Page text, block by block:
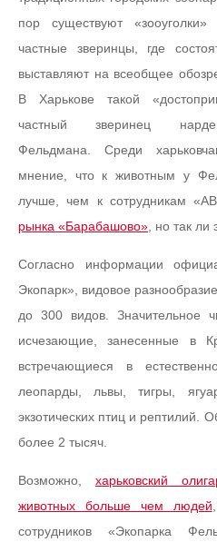
пор существуют
частные зверинцы, где
выставляют на всеобщее
В Харькове такой
частный зверинец
Фельдмана. Среди
мнение, что к животным у
лучше, чем к сотрудникам
рынка «Барабашово» , но так
Согласно информации
Экопарк», видовое
до 300 видов. Значительное
исчезающие, занесенные в
встречающиеся в
леопарды, львы, тигры,
экзотических птиц и рептилий.
более 2 тысяч.
Возможно, харьковский
животных больше чем людей
сотрудников «Экопарка